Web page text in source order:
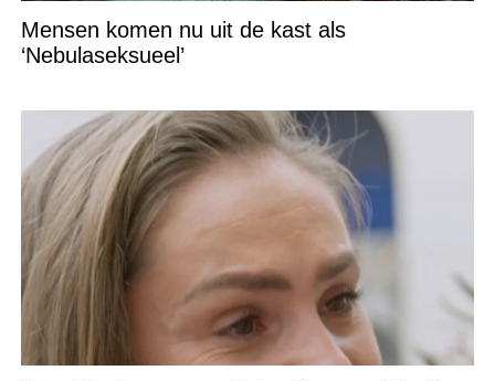
Mensen komen nu uit de kast als
‘Nebulaseksueel’